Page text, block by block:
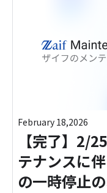
February 18,2026
【完了】2/
テナンスに
の一時停止